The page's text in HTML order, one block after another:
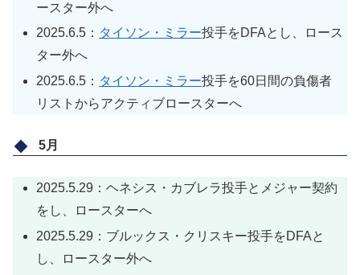
ースター外へ
2025.6.5： タイソン・ミラー投手をDFAとし、ロース
ター外へ
2025.6.5： タイソン・ミラー投手を60日間の負傷者
リストからアクティブロースターへ
5月
2025.5.29：ヘネシス・カブレラ投手とメジャー契約
をし、ロースターへ
2025.5.29：ブルックス・クリスキー投手をDFAと
し、ロースター外へ